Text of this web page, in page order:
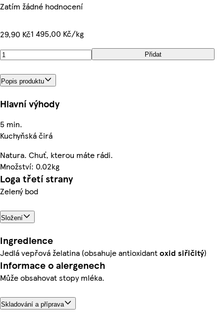
Zatím žádné hodnocení
29,90 Kč1 495,00 Kč/kg
Přidat
Popis produktu
Hlavní výhody
5 min.
Kuchyňská čirá
Natura. Chuť, kterou máte rádi.
Množství: 0.02kg
Loga třetí strany
Zelený bod
Složení
Ingredience
Jedlá vepřová želatina (obsahuje antioxidantoxid siřičitý)
Informace o alergenech
Může obsahovat stopy mléka.
Skladování a příprava